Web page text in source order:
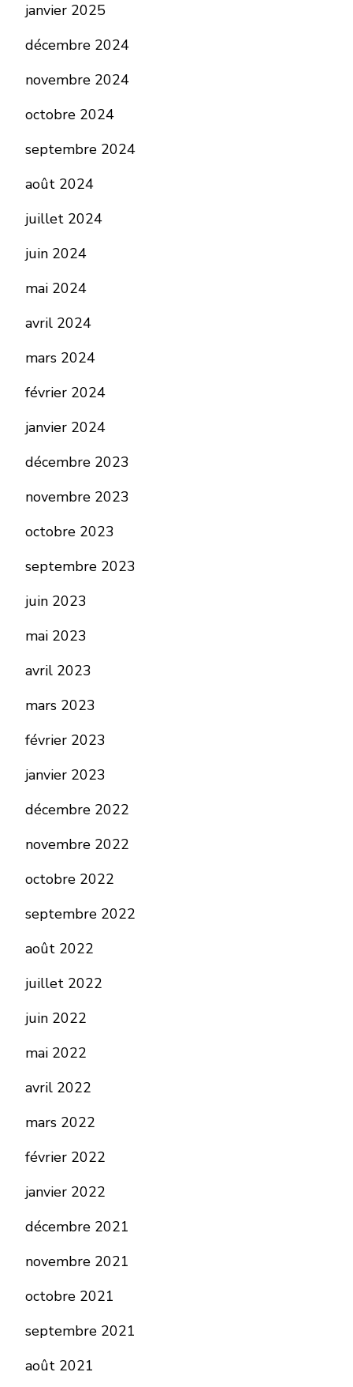
janvier 2025
décembre 2024
novembre 2024
octobre 2024
septembre 2024
août 2024
juillet 2024
juin 2024
mai 2024
avril 2024
mars 2024
février 2024
janvier 2024
décembre 2023
novembre 2023
octobre 2023
septembre 2023
juin 2023
mai 2023
avril 2023
mars 2023
février 2023
janvier 2023
décembre 2022
novembre 2022
octobre 2022
septembre 2022
août 2022
juillet 2022
juin 2022
mai 2022
avril 2022
mars 2022
février 2022
janvier 2022
décembre 2021
novembre 2021
octobre 2021
septembre 2021
août 2021